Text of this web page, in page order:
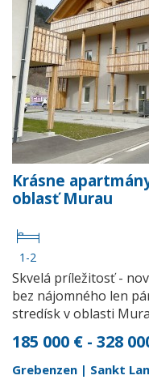
Krásne
oblasť Murau
1-2
Skvelá príležitosť -
bez nájomného len
stredísk v oblasti
185 000 € - 328
Grebenzen | Sankt